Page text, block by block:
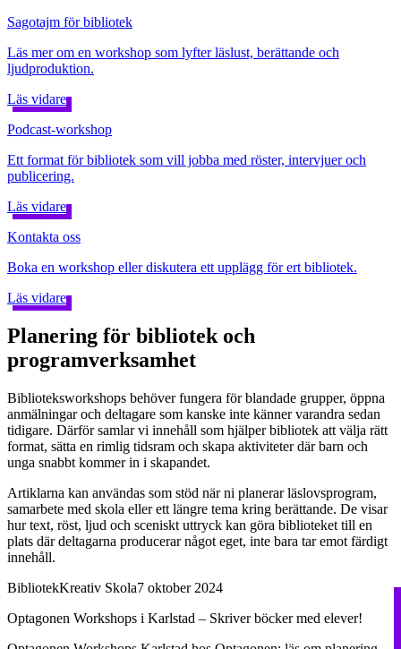
Sagotajm för bibliotek
Läs mer om en workshop som lyfter läslust, berättande och
ljudproduktion.
Läs vidare
Podcast-workshop
Ett format för bibliotek som vill jobba med röster, intervjuer och
publicering.
Läs vidare
Kontakta oss
Boka en workshop eller diskutera ett upplägg för ert bibliotek.
Läs vidare
Planering för bibliotek och
programverksamhet
Biblioteksworkshops behöver fungera för blandade grupper, öppna
anmälningar och deltagare som kanske inte känner varandra sedan
tidigare. Därför samlar vi innehåll som hjälper bibliotek att välja rätt
format, sätta en rimlig tidsram och skapa aktiviteter där barn och
unga snabbt kommer in i skapandet.
Artiklarna kan användas som stöd när ni planerar läslovsprogram,
samarbete med skola eller ett längre tema kring berättande. De visar
hur text, röst, ljud och sceniskt uttryck kan göra biblioteket till en
plats där deltagarna producerar något eget, inte bara tar emot färdigt
innehåll.
BibliotekKreativ Skola7 oktober 2024
Optagonen Workshops i Karlstad – Skriver böcker med elever!